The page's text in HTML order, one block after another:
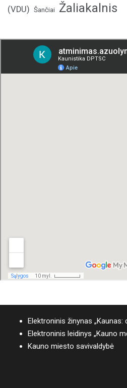
(VDU) Šančiai Žaliakalnis
Elektroninis žinynas „Kaunas:
Elektroninis leidinys „Kauno
Kauno miesto savivaldybė